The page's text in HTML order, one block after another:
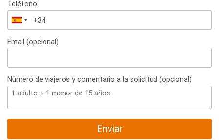
Teléfono
España
+34
Email (opcional)
Número de viajeros y comentario a la solicitud (opcional)
Enviar